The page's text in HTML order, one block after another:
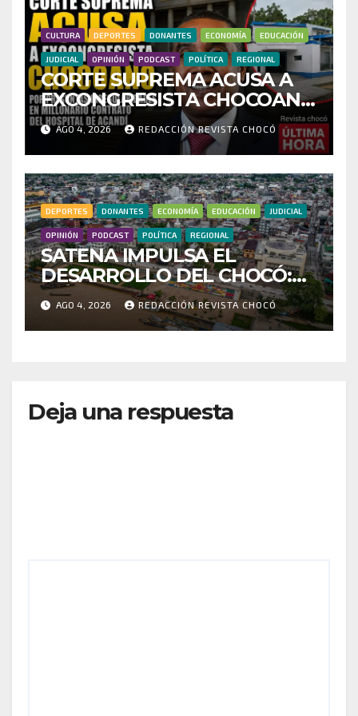
CULTURA DEPORTES DONANTES ECONOMÍA EDUCACIÓN
JUDICIAL OPINIÓN PODCAST POLÍTICA REGIONAL
CORTE SUPREMA ACUSA A
EXCONGRESISTA CHOCOANO
POR PRESUNTAS
IRREGULARIDADES EN
MILLONARIO CONTRATO
DEL HOSPITAL DE ACANDÍ
AGO 4, 2026 REDACCIÓN REVISTA CHOCÓ
DEPORTES DONANTES ECONOMÍA EDUCACIÓN JUDICIAL
OPINIÓN PODCAST POLÍTICA REGIONAL
SATENA IMPULSA EL
DESARROLLO DEL CHOCÓ:
MÁS DE 35 MIL PASAJEROS
MOVILIZADOS Y NUEVAS
RUTAS FORTALECEN LA
AGO 4, 2026 REDACCIÓN REVISTA CHOCÓ
Deja una respuesta